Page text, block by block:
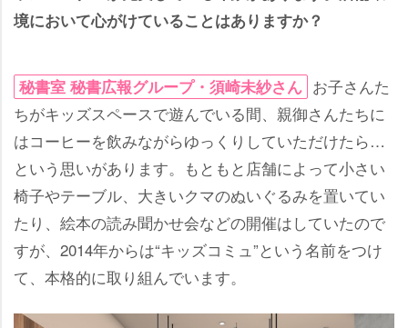
境において心がけていることはありますか？
秘書室 秘書広報グループ・須崎未紗さん お子さんた
ちがキッズスペースで遊んでいる間、親御さんたちに
はコーヒーを飲みながらゆっくりしていただけたら…
という思いがあります。もともと店舗によって小さい
椅子やテーブル、大きいクマのぬいぐるみを置いてい
たり、絵本の読み聞かせ会などの開催はしていたので
すが、2014年からは“キッズコミュ”という名前をつけ
て、本格的に取り組んでいます。